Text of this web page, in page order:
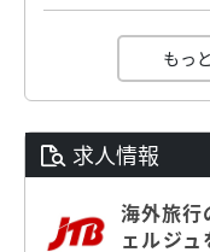
もっ
求人情報
海外旅行
ェルジ